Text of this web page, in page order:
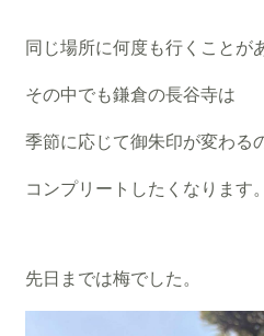
同じ場所に何度も行くことが
その中でも鎌倉の長谷寺は
季節に応じて御朱印が変わる
コンプリートしたくなります。
先日までは梅でした。